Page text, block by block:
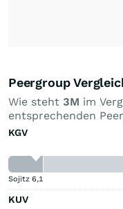
Peergroup
Wie steht 3M im
entsprechenden
KGV
Sojitz 6,1
KUV